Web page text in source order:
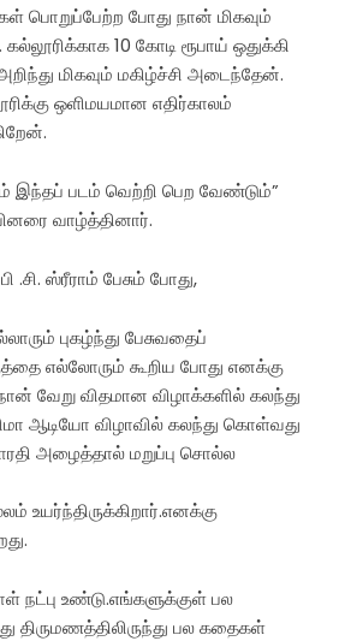
பொறுப்பேற்ற போது நான் மிகவும்
10 கோடி ரூபாய் ஒதுக்கி
மிகவும் மகிழ்ச்சி அடைந்தேன்.
ஒளிமயமான எதிர்காலம்
இந்தப் படம் வெற்றி பெற வேண்டும்”
வாழ்த்தினார்.
.சி. ஸ்ரீராம் பேசும் போது,
புகழ்ந்து பேசுவதைப்
எல்லோரும் கூறிய போது எனக்கு
நான் வேறு விதமான விழாக்களில் கலந்து
ஆடியோ விழாவில் கலந்து கொள்வது
அழைத்தால் மறுப்பு சொல்ல
உயர்ந்திருக்கிறார்.எனக்கு
நட்பு உண்டு.எங்களுக்குள் பல
திருமணத்திலிருந்து பல கதைகள்